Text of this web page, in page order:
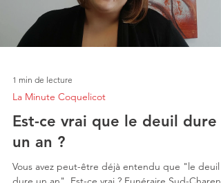
1 min de lecture
La Minute Coquelicot
Est-ce vrai que le deuil dure
un an ?
Vous avez peut-être déjà entendu que "le deuil